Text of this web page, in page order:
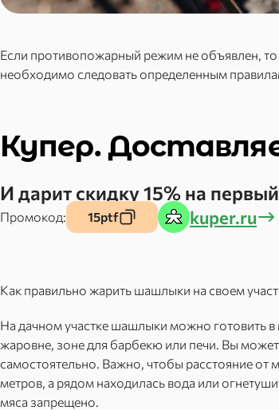
Если противопожарный режим не объявлен, то
необходимо следовать определенным
Купер.
И дарит скидку 15% на
Промокод: 15ptf kuper.ru
Как правильно жарить шашлыки на своем
На дачном участке шашлыки можно готовить
жаровне, зоне для барбекю или печи. Вы
самостоятельно. Важно, чтобы расстояние от
метров, а рядом находилась вода или
мяса запрещено.